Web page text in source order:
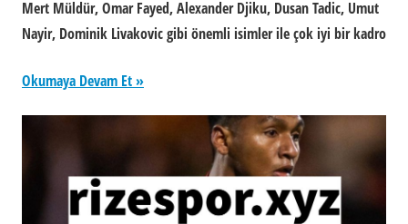
Mert Müldür, Omar Fayed, Alexander Djiku, Dusan Tadic, Umut
Nayir, Dominik Livakovic gibi önemli isimler ile çok iyi bir kadro
Okumaya Devam Et